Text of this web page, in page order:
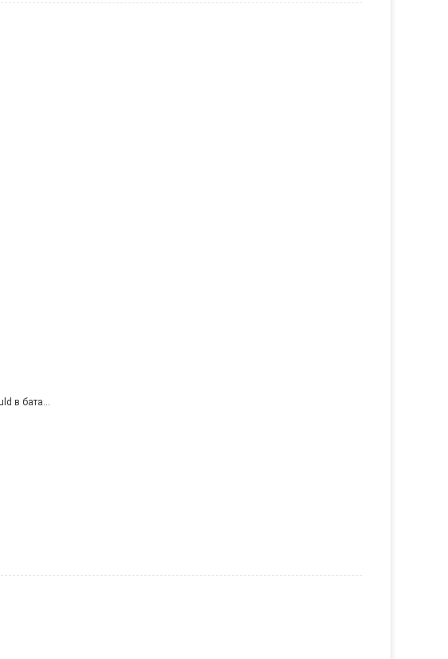
сигнал тревоги автомобиля, отслеживать в реальном времени, Biuld в батарее, ACC для того чтобы обнаружить зажигание